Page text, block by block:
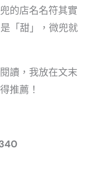
的店名名符其實
「甜」，微兜就
讀，我放在文末
推薦！